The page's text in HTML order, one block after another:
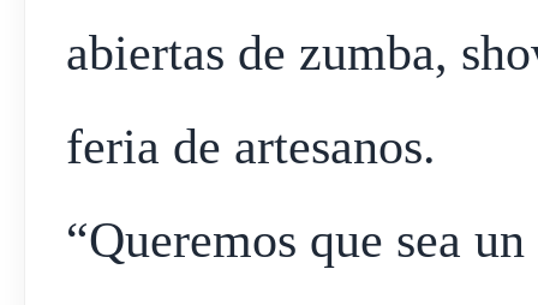
abiertas de zumba,
feria de artesanos.
“Queremos que sea